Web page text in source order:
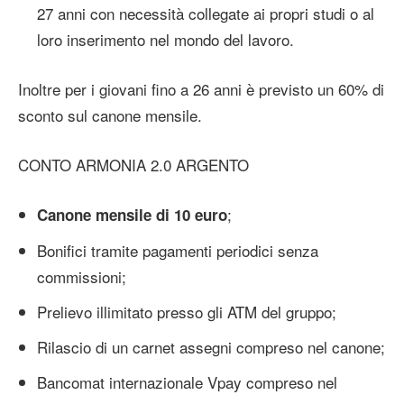
27 anni con necessità collegate ai propri studi o al
loro inserimento nel mondo del lavoro.
Inoltre per i giovani fino a 26 anni è previsto un 60% di
sconto sul canone mensile.
CONTO ARMONIA 2.0 ARGENTO
Canone mensile di 10 euro;
Bonifici tramite pagamenti periodici senza
commissioni;
Prelievo illimitato presso gli ATM del gruppo;
Rilascio di un carnet assegni compreso nel canone;
Bancomat internazionale Vpay compreso nel